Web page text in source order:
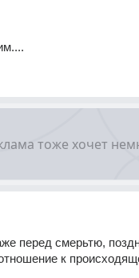
перед смерьтю,
к